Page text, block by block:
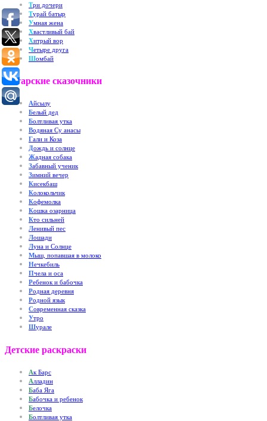
Три дочери
Турай батыр
Умная жена
Хвастливый бай
Хитрый вор
Четыре друга
Шомбай
Татарские сказочники
Айсылу
Белый дед
Болтливая утка
Водяная Су анасы
Гали и Коза
Дождь и солнце
Жадная собака
Забавный ученик
Зимний вечер
Кисекбаш
Колокольчик
Кофемолка
Кошка озарница
Кто сильней
Ленивый пес
Лошади
Луна и Солнце
Мыш, попавшая в молоко
Нечкебиль
Пчела и оса
Ребенок и бабочка
Родная деревня
Родной язык
Современная сказка
Утро
Шурале
Детские раскраски
Ак Барс
Алладин
Баба Яга
Бабочка и ребенок
Белочка
Болтливая утка